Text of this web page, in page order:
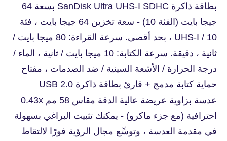
بطاقة ذاكرة SanDisk Ultra UHS-I SDHC بسعة 64
جيجا بايت (الفئة 10) - سعة تخزين 64 جيجا بايت ، فئة
10 / UHS-I ، بحد أقصى. سرعة القراءة: 80 ميجا بايت /
ثانية ، دقيقة. سرعة الكتابة: 10 ميجا بايت / ثانية ، الماء /
درجة الحرارة / الأشعة السينية / ضد الصدمات ، مفتاح
حماية كتابة مدمج + قارئ بطاقة ذاكرة USB 2.0
عدسة بزاوية عريضة عالية الدقة مقاس 58 مم 0.43x
احترافية (مع جزء ماكرو) - يمكنك تثبيت البراغي بسهولة
في مقدمة العدسة ، وتوسِّع مجال الرؤية فورًا لالتقاط